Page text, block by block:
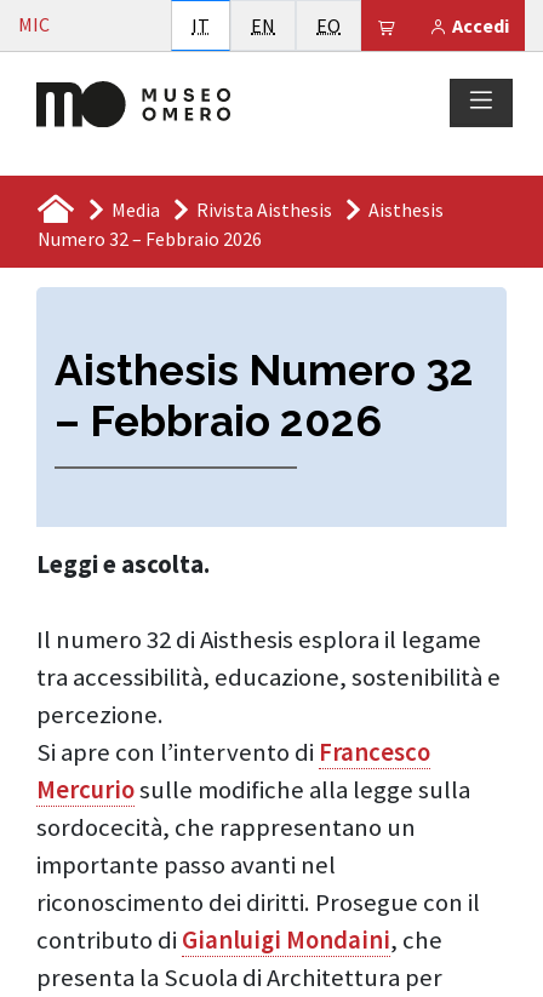
Vai al contenuto
MIC Accedi
Il tuo carrello è
IT Italiano
EN English
EO Esperanto
Media Rivista Aisthesis
Aisthesis
Numero 32 – Febbraio 2026
Aisthesis Numero 32
– Febbraio 2026
Leggi e ascolta.
Il numero 32 di Aisthesis esplora il legame
tra accessibilità, educazione, sostenibilità e
percezione.
Si apre con l’intervento di Francesco
Mercuriosulle modifiche alla legge sulla
sordocecità, che rappresentano un
importante passo avanti nel
riconoscimento dei diritti. Prosegue con il
contributo di Gianluigi Mondaini, che
presenta la Scuola di Architettura per